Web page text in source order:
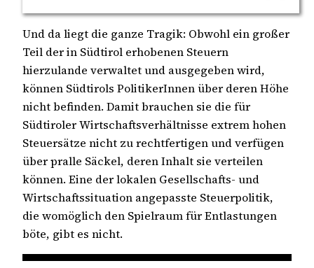
Und da liegt die ganze Tragik: Obwohl ein großer
Teil der in Südtirol erhobenen Steuern
hierzulande verwaltet und ausgegeben wird,
können Südtirols PolitikerInnen über deren Höhe
nicht befinden. Damit brauchen sie die für
Südtiroler Wirtschaftsverhältnisse extrem hohen
Steuersätze nicht zu rechtfertigen und verfügen
über pralle Säckel, deren Inhalt sie verteilen
können. Eine der lokalen Gesellschafts- und
Wirtschaftssituation angepasste Steuerpolitik,
die womöglich den Spielraum für Entlastungen
böte, gibt es nicht.